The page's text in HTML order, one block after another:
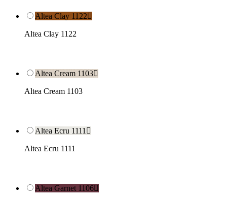
Altea Clay 1122
Altea Clay 1122
Altea Cream 1103
Altea Cream 1103
Altea Ecru 1111 
Altea Ecru 1111
Altea Garnet 1106